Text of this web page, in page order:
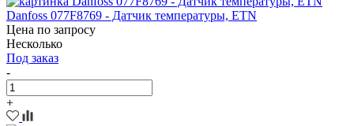
Danfoss 077F8769 - Датчик температуры, ETN
Цена по запросу
Несколько
Под заказ
-
+